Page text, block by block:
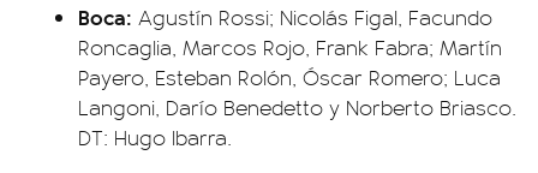
Boca: Agustín Rossi; Nicolás Figal, Facundo
Roncaglia, Marcos Rojo, Frank Fabra; Martín
Payero, Esteban Rolón, Óscar Romero; Luca
Langoni, Darío Benedetto y Norberto Briasco.
DT: Hugo Ibarra.